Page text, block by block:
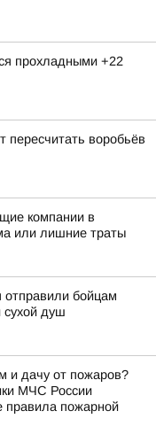
прохладными +22
пересчитать воробьёв
компании в
или лишние траты
бойцам
сухой душ
и дачу от пожаров?
МЧС России
правила пожарной